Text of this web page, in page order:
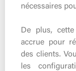
nécessaires
De plus,
accrue pour
des clients.
les